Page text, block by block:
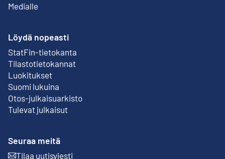
Medialle
Löydä nopeasti
StatFin-tietokanta
Ulkoinen linkki
Tilastotietokannat
Luokitukset
Suomi lukuina
Otos-julkaisuarkisto
Ulkoinen linkki
Tulevat julkaisut
Seuraa meitä
Tilaa uutisviesti